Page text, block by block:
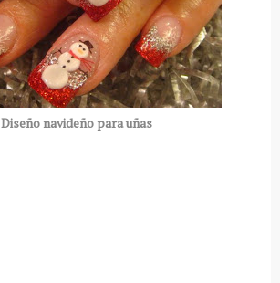
Diseño navideño para uñas